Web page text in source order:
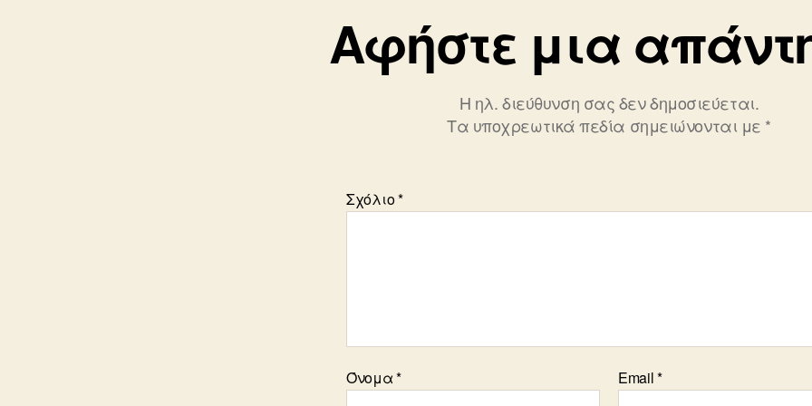
Αφήστε μια
Η ηλ. διεύθυνση σας δεν δημοσιεύεται.
Τα υποχρεωτικά πεδία σημειώνονται με *
Σχόλιο*
Όνομα* Email*